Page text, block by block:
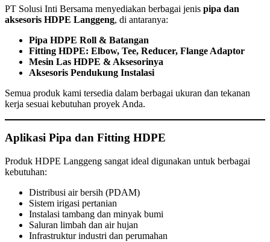
PT Solusi Inti Bersama menyediakan berbagai jenis pipa dan
aksesoris HDPE Langgeng, di antaranya:
Pipa HDPE Roll & Batangan
Fitting HDPE: Elbow, Tee, Reducer, Flange Adaptor
Mesin Las HDPE & Aksesorinya
Aksesoris Pendukung Instalasi
Semua produk kami tersedia dalam berbagai ukuran dan tekanan
kerja sesuai kebutuhan proyek Anda.
Aplikasi Pipa dan Fitting HDPE
Produk HDPE Langgeng sangat ideal digunakan untuk berbagai
kebutuhan:
Distribusi air bersih (PDAM)
Sistem irigasi pertanian
Instalasi tambang dan minyak bumi
Saluran limbah dan air hujan
Infrastruktur industri dan perumahan